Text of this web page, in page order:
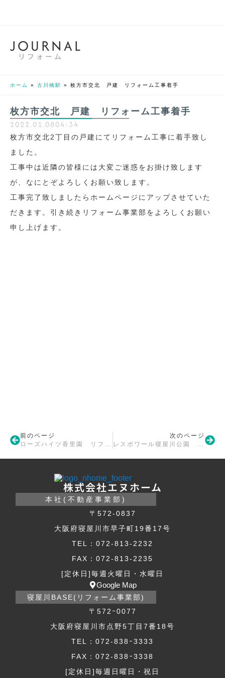
JOU RNAL
リフォーム
ホーム » 古川橋駅 » 枚方市交北 戸建 リフォーム工事着手
枚方市交北 戸建 リフォーム工事着手
2022.01.0804:34
枚方市交北2丁目の戸建にてリフォーム工事に着手致し
ました。
工事中は近隣の皆様には大変ご迷惑をお掛け致します
が、なにとぞよろしくお願い致します。
工事完了致しましたらホームページにアップさせていた
だきます。引き続きリフォーム事業部をよろしくお願い
申し上げます。
前のページ
次のページ
株式会社エヌホーム
本社(不動産事業部)
〒572-0837
大阪府寝屋川市早子町19番17号
TEL：072-813-2232
FAX：072-813-2235
[定休日]毎週火曜日・水曜日
Google Map
寝屋川BASE(リフォーム事業部)
〒572ｰ0077
大阪府寝屋川市点野5丁目7番18号
TEL：072-838ｰ3333
FAX：072-838ｰ3338
[定休日]毎週日曜日・祝日